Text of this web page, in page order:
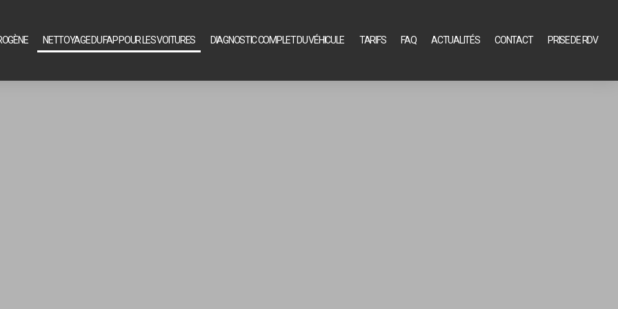
NETTOYAGE DU FAP POUR LES VOITURES DIAGNOSTIC COMPLET DU VÉHICULE TARIFS FAQ ACTUALITÉS CONTACT PRISE DE RDV